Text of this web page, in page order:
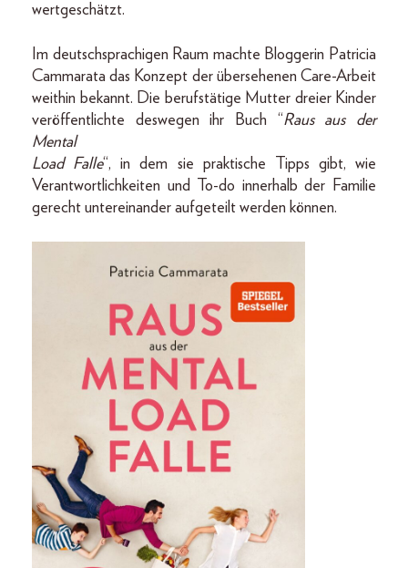
wertgeschätzt.
Im deutschsprachigen Raum machte Bloggerin Patricia
Cammarata das Konzept der übersehenen Care-Arbeit
weithin bekannt. Die berufstätige Mutter dreier Kinder
veröffentlichte deswegen ihr Buch “Raus aus der
Mental
Load Falle“, in dem sie praktische Tipps gibt, wie
Verantwortlichkeiten und To-do innerhalb der Familie
gerecht untereinander aufgeteilt werden können.